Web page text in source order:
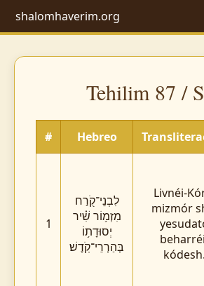
shalomhaverim.org
Tehilim 87 /
# Hebreo
1
לִבְנֵי־קֹ֭רַח
מִזְמ֥וֹר שִׁ֗יר
יְסוּדָת֥וֹ
בְּהַרְרֵי־קֹֽדֶשׁ׃
Livnéi-
mizmór
kódesh.